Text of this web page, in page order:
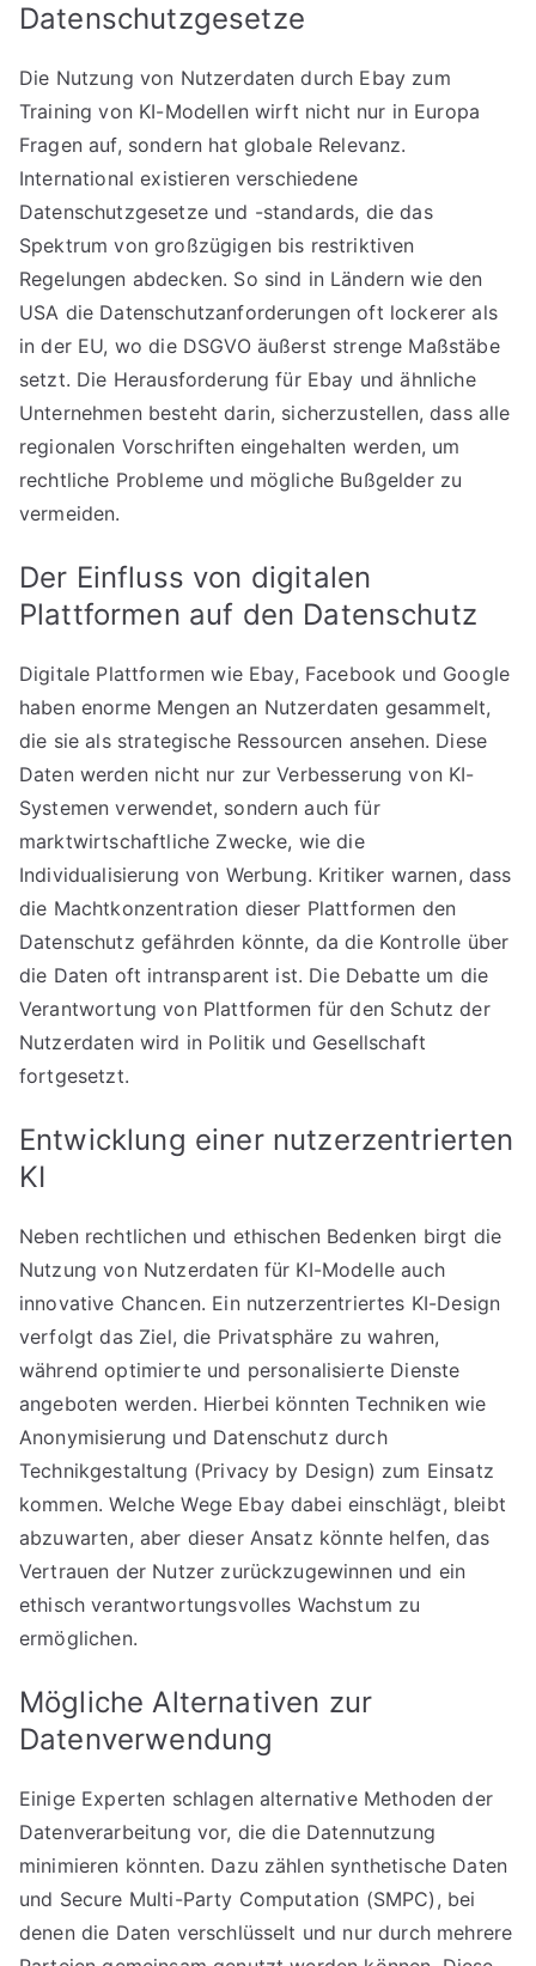
Datenschutzgesetze
Die Nutzung von Nutzerdaten durch Ebay zum
Training von KI-Modellen wirft nicht nur in Europa
Fragen auf, sondern hat globale Relevanz.
International existieren verschiedene
Datenschutzgesetze und -standards, die das
Spektrum von großzügigen bis restriktiven
Regelungen abdecken. So sind in Ländern wie den
USA die Datenschutzanforderungen oft lockerer als
in der EU, wo die DSGVO äußerst strenge Maßstäbe
setzt. Die Herausforderung für Ebay und ähnliche
Unternehmen besteht darin, sicherzustellen, dass alle
regionalen Vorschriften eingehalten werden, um
rechtliche Probleme und mögliche Bußgelder zu
vermeiden.
Der Einfluss von digitalen
Plattformen auf den Datenschutz
Digitale Plattformen wie Ebay, Facebook und Google
haben enorme Mengen an Nutzerdaten gesammelt,
die sie als strategische Ressourcen ansehen. Diese
Daten werden nicht nur zur Verbesserung von KI-
Systemen verwendet, sondern auch für
marktwirtschaftliche Zwecke, wie die
Individualisierung von Werbung. Kritiker warnen, dass
die Machtkonzentration dieser Plattformen den
Datenschutz gefährden könnte, da die Kontrolle über
die Daten oft intransparent ist. Die Debatte um die
Verantwortung von Plattformen für den Schutz der
Nutzerdaten wird in Politik und Gesellschaft
fortgesetzt.
Entwicklung einer nutzerzentrierten
KI
Neben rechtlichen und ethischen Bedenken birgt die
Nutzung von Nutzerdaten für KI-Modelle auch
innovative Chancen. Ein nutzerzentriertes KI-Design
verfolgt das Ziel, die Privatsphäre zu wahren,
während optimierte und personalisierte Dienste
angeboten werden. Hierbei könnten Techniken wie
Anonymisierung und Datenschutz durch
Technikgestaltung (Privacy by Design) zum Einsatz
kommen. Welche Wege Ebay dabei einschlägt, bleibt
abzuwarten, aber dieser Ansatz könnte helfen, das
Vertrauen der Nutzer zurückzugewinnen und ein
ethisch verantwortungsvolles Wachstum zu
ermöglichen.
Mögliche Alternativen zur
Datenverwendung
Einige Experten schlagen alternative Methoden der
Datenverarbeitung vor, die die Datennutzung
minimieren könnten. Dazu zählen synthetische Daten
und Secure Multi-Party Computation (SMPC), bei
denen die Daten verschlüsselt und nur durch mehrere